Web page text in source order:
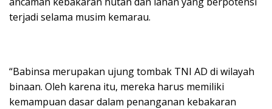
terjadi selama musim kemarau.
“Babinsa merupakan ujung tombak TNI AD di wilayah
binaan. Oleh karena itu, mereka harus memiliki
kemampuan dasar dalam penanganan kebakaran